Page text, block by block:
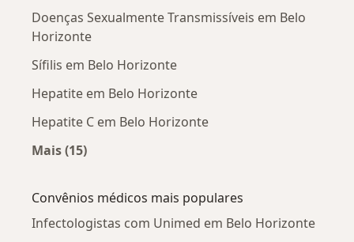
Doenças Sexualmente Transmissíveis em Belo
Horizonte
Sífilis em Belo Horizonte
Hepatite em Belo Horizonte
Hepatite C em Belo Horizonte
Mais (15)
Convênios médicos mais populares
Infectologistas com Unimed em Belo Horizonte